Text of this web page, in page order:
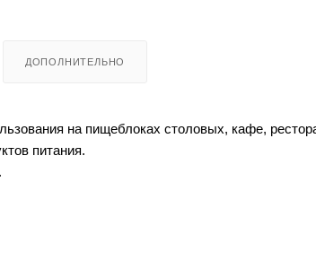
ДОПОЛНИТЕЛЬНО
на пищеблоках столовых, кафе,
питания.